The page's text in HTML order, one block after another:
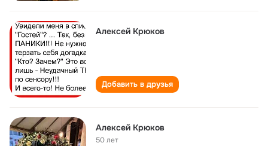
Алексей Крюков
Добавить в друзья
Алексей Крюков
50 лет